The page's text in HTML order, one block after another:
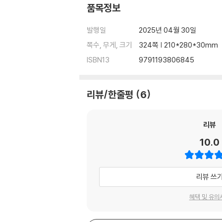
품목정보
발행일
2025년 04월 30일
쪽수, 무게, 크기
324쪽 | 210*280*30mm
ISBN13
9791193806845
리뷰/한줄평 6
리뷰
10.0
리뷰 쓰기
혜택 및 유의